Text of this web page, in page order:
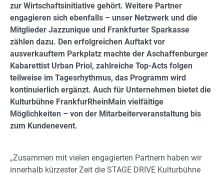
zur Wirtschaftsinitiative gehört. Weitere Partner
engagieren sich ebenfalls – unser Netzwerk und die
Mitglieder Jazzunique und Frankfurter Sparkasse
zählen dazu. Den erfolgreichen Auftakt vor
ausverkauftem Parkplatz machte der Aschaffenburger
Kabarettist Urban Priol, zahlreiche Top-Acts folgen
teilweise im Tagesrhythmus, das Programm wird
kontinuierlich ergänzt. Auch für Unternehmen bietet die
Kulturbühne FrankfurRheinMain vielfältige
Möglichkeiten – von der Mitarbeiterveranstaltung bis
zum Kundenevent.
„Zusammen mit vielen engagierten Partnern haben wir
innerhalb kürzester Zeit die STAGE DRIVE Kulturbühne